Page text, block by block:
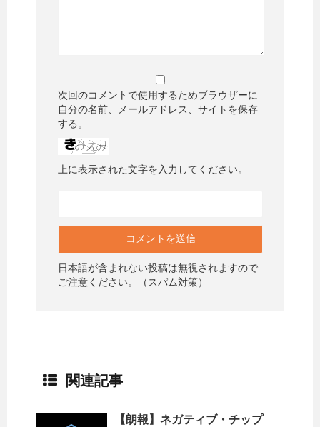
次回のコメントで使用するためブラウザーに
自分の名前、メールアドレス、サイトを保存
する。
上に表示された文字を入力してください。
日本語が含まれない投稿は無視されますので
ご注意ください。（スパム対策）
関連記事
【朗報】ネガティブ・チップ